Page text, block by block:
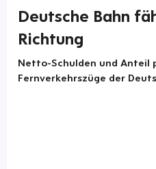
Deutsche Bahn
Richtung
Netto-Schulden und Anteil
Fernverkehrszüge der